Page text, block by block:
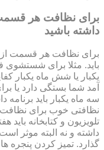
برای نظافت هر
داشته باشید
برای نظافت هر قسمت از
باید. مثلا برای شستشوی
یکبار یا شش ماه یکبار
آمد شما بستگی دارد یا
سه ماه یکبار باید
نظافتی خوب برای نظافت
تلویزیون و کتابخانه باید
داشته و نه البته موثر
گذارد. تمیز کردن پنجره